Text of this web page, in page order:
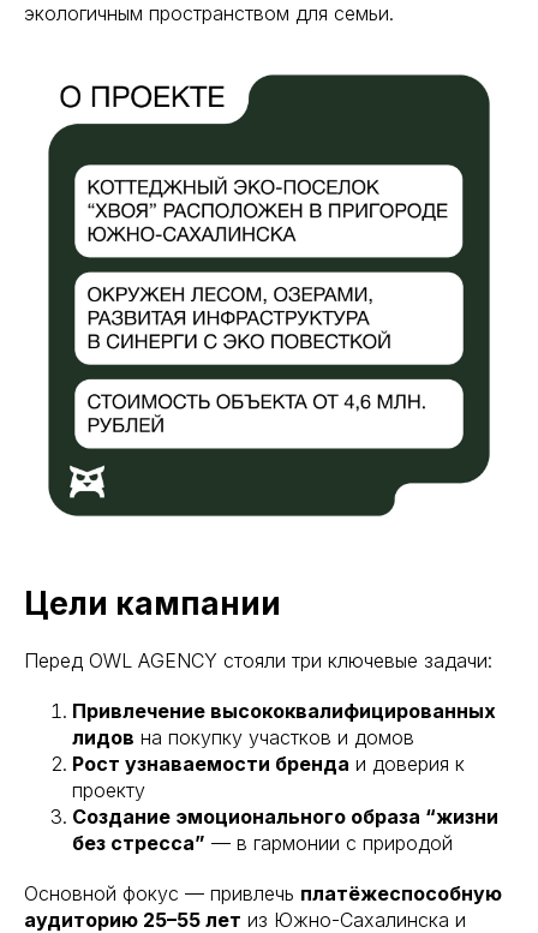
экологичным пространством для семьи.
Цели кампании
Перед OWL AGENCY стояли три ключевые задачи:
Привлечение высококвалифицированных
лидов на покупку участков и домов
Рост узнаваемости бренда и доверия к
проекту
Создание эмоционального образа “жизни
без стресса” — в гармонии с природой
Основной фокус — привлечь платёжеспособную
аудиторию 25–55 лет из Южно-Сахалинска и